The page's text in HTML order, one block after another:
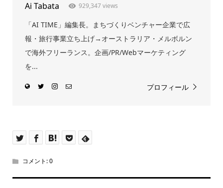
Ai Tabata 929,347 views
「AI TIME」編集長。まちづくりベンチャー企業で広
報・旅行事業立ち上げ→オーストラリア・メルボルン
で海外フリーランス。企画/PR/Webマーケティング
を...
プロフィール
コメント:0